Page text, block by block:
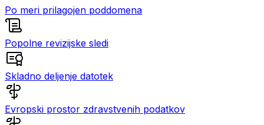
Po meri prilagojen poddomena
Popolne revizijske sledi
Skladno deljenje datotek
Evropski prostor zdravstvenih podatkov